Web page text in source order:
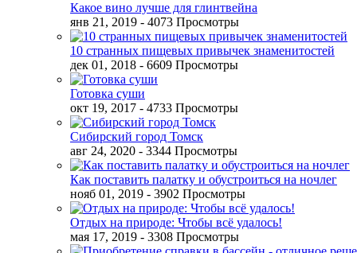
Какое вино лучше для глинтвейна
янв 21, 2019 - 4073 Просмотры
10 странных пищевых привычек знаменитостей
дек 01, 2018 - 6609 Просмотры
Готовка суши
окт 19, 2017 - 4733 Просмотры
Сибирский город Томск
авг 24, 2020 - 3344 Просмотры
Как поставить палатку и обустроиться на ночлег
нояб 01, 2019 - 3902 Просмотры
Отдых на природе: Чтобы всё удалось!
мая 17, 2019 - 3308 Просмотры